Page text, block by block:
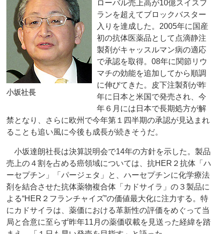
小坂社長
ローバル売上高が10億スイスフ
ランを超えてブロックバスター
入りを達成した。2005年に国産
初の抗体医薬品として点滴静注
製剤がキャッスルマン病の適応
で承認を取得。08年に関節リウ
マチの効能を追加してから順調
に伸びてきた。皮下注製剤が昨
年に日本と米国で発売され、今
年６月には日本で長期処方が解
禁となり、さらに欧州で今年第１四半期の承認が見込まれ
ることも追い風に今後も成長が続きそうだ。
小坂達朗社長は決算説明会で14年の方針を示した。製品
売上の４割を占める癌領域については、抗HER２抗体「ハ
ーセプチン」「パージェタ」と、ハーセプチンに化学療法
剤を結合させた抗体薬物複合体「カドサイラ」の３製品に
よる“HER２フランチャイズ”の価値最大化に注力する。特
にカドサイラは、薬価における革新性の評価をめぐって当
局と合意に至らず昨年11月の薬価収載を見送った経緯を踏